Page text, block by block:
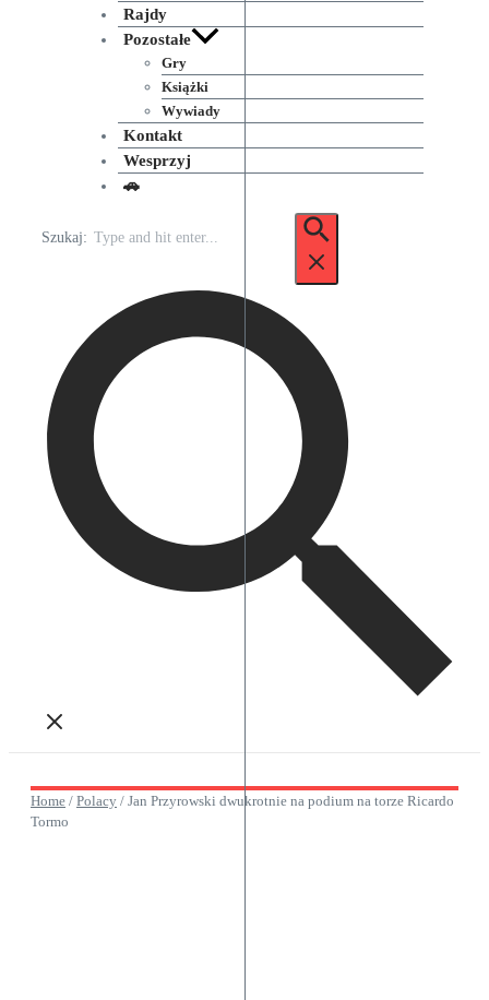
Rajdy
Pozostałe
Gry
Książki
Wywiady
Kontakt
Wesprzyj
🚗
Szukaj:
Home / Polacy / Jan Przyrowski dwukrotnie na podium na torze Ricardo
Tormo